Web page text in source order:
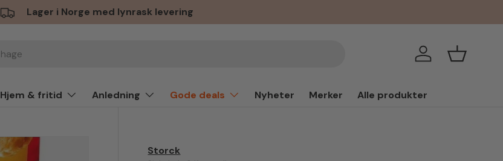
Lager i Norge med lynrask levering
Logg inn
Hjem & fritid Anledning Gode deals Nyheter Merker Alle produkter
Storck